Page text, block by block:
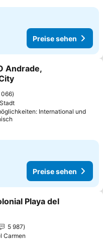
Preise sehen
hinzufügen
Andrade,
066
International und
Preise sehen
hinzufügen
Playa del
5 987
Carmen